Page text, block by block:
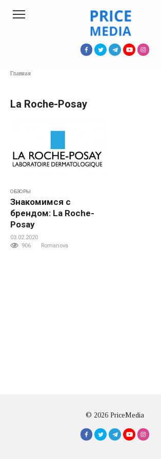
Главная
La Roche-Posay
ОБЗОРЫ
Знакомимся с
брендом: La Roche-
Posay
03.02.2020
906
Romanova
© 2026 PriceMedia